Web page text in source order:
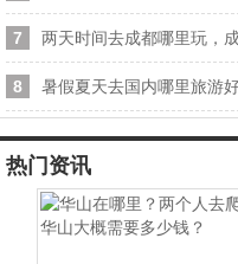
7
两天时间去成都哪里玩，
合两日游的景点
8
暑假夏天去国内哪里旅游
旅游不热?
热门资讯